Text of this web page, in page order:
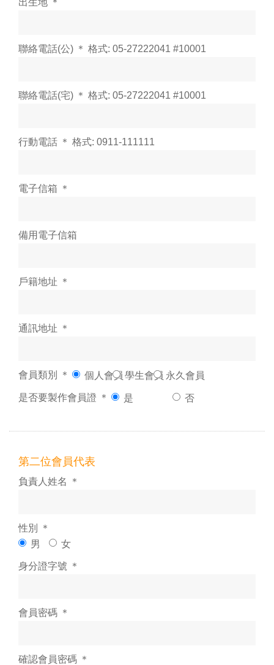
出生地 ＊
聯絡電話(公) ＊ 格式: 05-27222041 #10001
聯絡電話(宅) ＊ 格式: 05-27222041 #10001
行動電話 ＊ 格式: 0911-111111
電子信箱 ＊
備用電子信箱
戶籍地址 ＊
通訊地址 ＊
會員類別 ＊ 個人會員 學生會員 永久會員
是否要製作會員證 ＊ 是 否
第二位會員代表
負責人姓名 ＊
性別 ＊
男
女
身分證字號 ＊
會員密碼 ＊
確認會員密碼 ＊